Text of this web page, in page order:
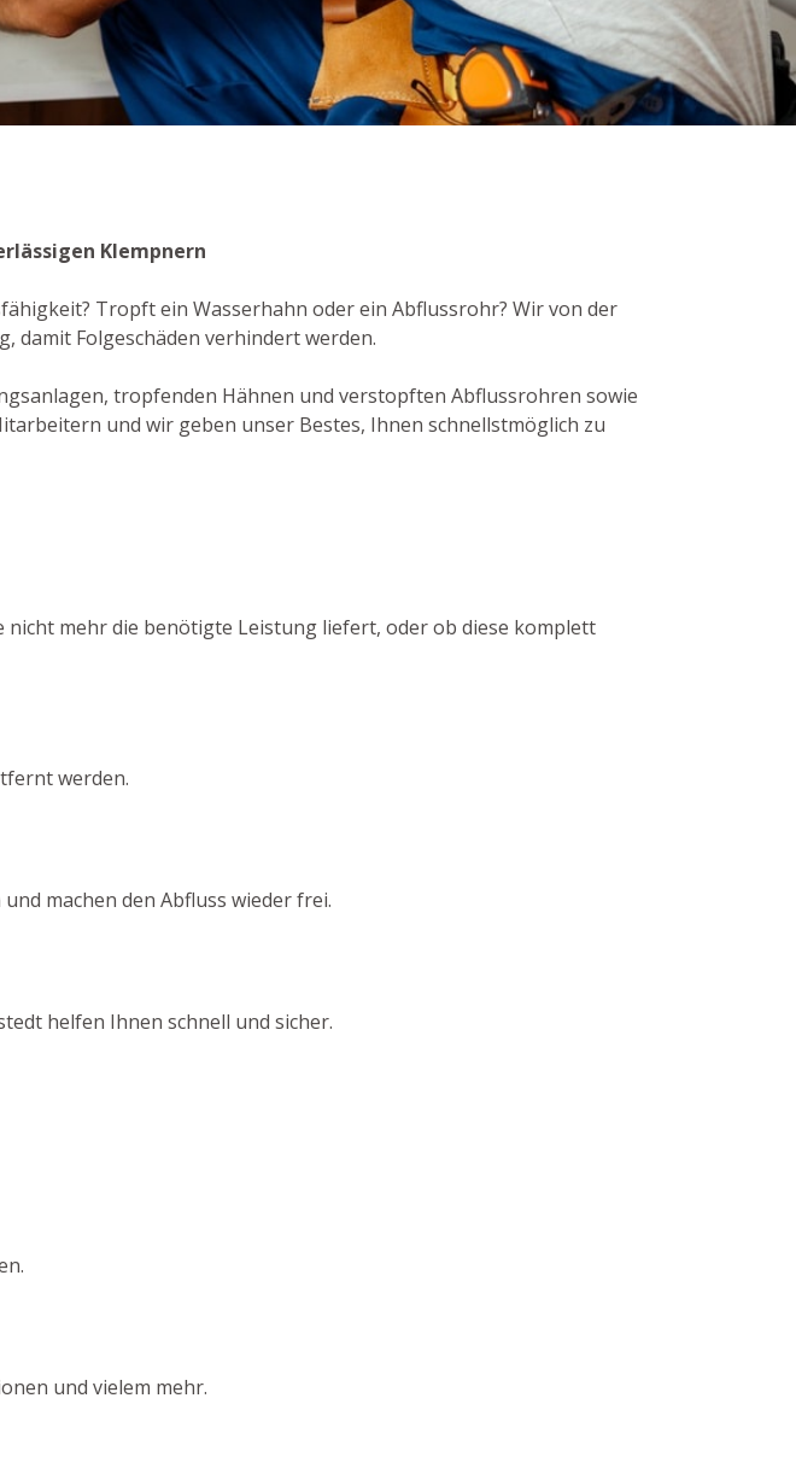
Klempnern
Tropft ein Wasserhahn oder ein Abflussrohr? Wir von der
damit Folgeschäden verhindert werden.
tropfenden Hähnen und verstopften Abflussrohren sowie
und wir geben unser Bestes, Ihnen schnellstmöglich zu
mehr die benötigte Leistung liefert, oder ob diese komplett
werden.
machen den Abfluss wieder frei.
helfen Ihnen schnell und sicher.
und vielem mehr.